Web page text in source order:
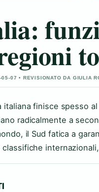
07 • REVISIONATO DA GIULIA
italiana finisce spesso
radicalmente a
il Sud fatica a
classifiche